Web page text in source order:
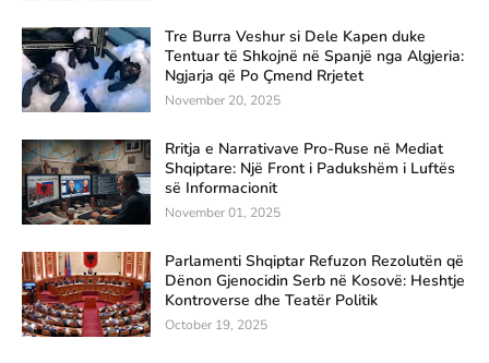
Tre Burra Veshur si Dele Kapen duke
Tentuar të Shkojnë në Spanjë nga Algjeria:
Ngjarja që Po Çmend Rrjetet
November 20, 2025
Rritja e Narrativave Pro-Ruse në Mediat
Shqiptare: Një Front i Padukshëm i Luftës
së Informacionit
November 01, 2025
Parlamenti Shqiptar Refuzon Rezolutën që
Dënon Gjenocidin Serb në Kosovë: Heshtje
Kontroverse dhe Teatër Politik
October 19, 2025